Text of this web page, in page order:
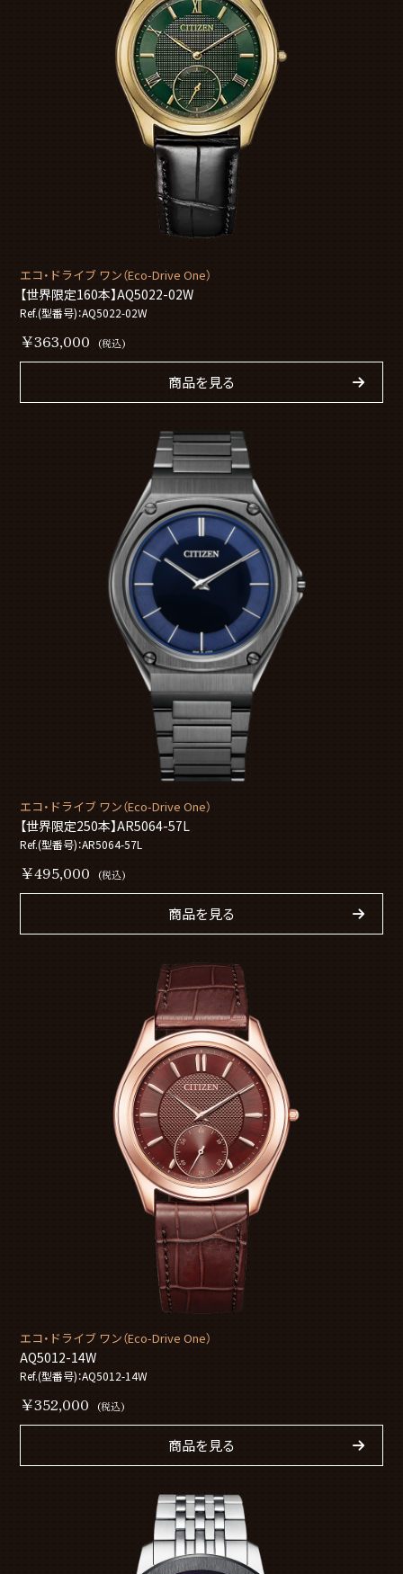
エコ・ドライブ ワン（Eco-Drive One）
【世界限定160本】AQ5022-02W
Ref.(型番号)：AQ5022-02W
￥363,000 (税込)
商品を見る
エコ・ドライブ ワン（Eco-Drive One）
【世界限定250本】AR5064-57L
Ref.(型番号)：AR5064-57L
￥495,000 (税込)
商品を見る
エコ・ドライブ ワン（Eco-Drive One）
AQ5012-14W
Ref.(型番号)：AQ5012-14W
￥352,000 (税込)
商品を見る